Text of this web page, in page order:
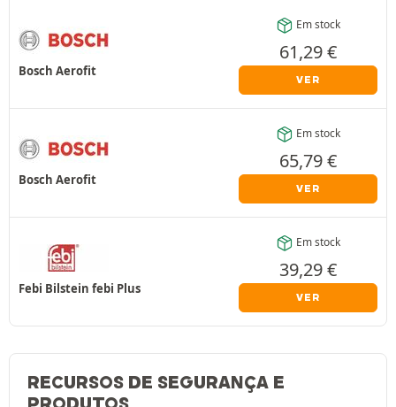
Bosch Aerofit
Em stock
61,29€
VER
Bosch Aerofit
Em stock
65,79€
VER
Febi Bilstein febi Plus
Em stock
39,29€
VER
RECURSOS DE SEGURANÇA E